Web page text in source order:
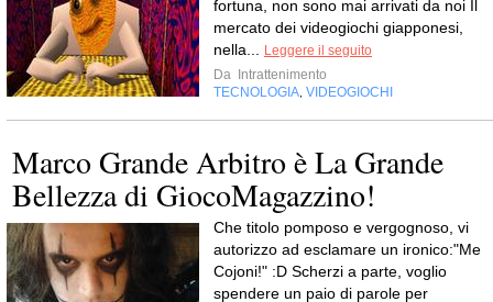
fortuna, non sono mai arrivati da noi Il
mercato dei videogiochi giapponesi,
nella...
Leggere il seguito
Da
Intrattenimento
TECNOLOGIA VIDEOGIOCHI
Marco Grande Arbitro è La Grande
Bellezza di GiocoMagazzino!
Che titolo pomposo e vergognoso, vi
autorizzo ad esclamare un ironico:"Me
Cojoni!" :D Scherzi a parte, voglio
spendere un paio di parole per